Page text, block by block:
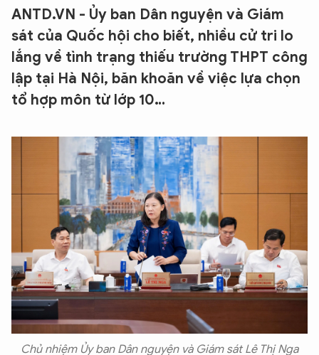
ANTD.VN - Ủy ban Dân nguyện và Giám
sát của Quốc hội cho biết, nhiều cử tri lo
lắng về tình trạng thiếu trường THPT công
lập tại Hà Nội, băn khoăn về việc lựa chọn
tổ hợp môn từ lớp 10…
Chủ nhiệm Ủy ban Dân nguyện và Giám sát Lê Thị Nga